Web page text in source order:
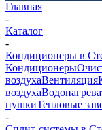
Главная
-
Каталог
-
Кондиционеры в
Кондиционеры
воздухаВентиляция
воздуха
пушкиТепловые
-